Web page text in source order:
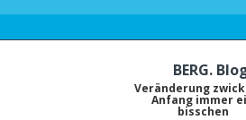
BERG.
Veränderung
Anfang immer
bisschen